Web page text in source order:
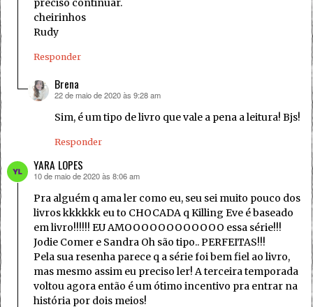
preciso continuar.
cheirinhos
Rudy
Responder
Brena
disse:
22 de maio de 2020 às 9:28 am
Sim, é um tipo de livro que vale a pena a leitura! Bjs!
Responder
YARA LOPES
disse:
10 de maio de 2020 às 8:06 am
Pra alguém q ama ler como eu, seu sei muito pouco dos
livros kkkkkk eu to CHOCADA q Killing Eve é baseado
em livro!!!!!! EU AMOOOOOOOOOOOO essa série!!!
Jodie Comer e Sandra Oh são tipo.. PERFEITAS!!!
Pela sua resenha parece q a série foi bem fiel ao livro,
mas mesmo assim eu preciso ler! A terceira temporada
voltou agora então é um ótimo incentivo pra entrar na
história por dois meios!